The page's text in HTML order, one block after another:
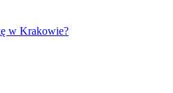
w Krakowie?